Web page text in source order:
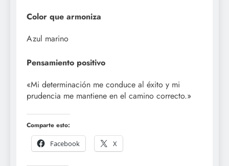
Color que armoniza
Azul marino
Pensamiento positivo
«Mi determinación me conduce al éxito y mi
prudencia me mantiene en el camino correcto.»
Comparte esto:
Facebook
X